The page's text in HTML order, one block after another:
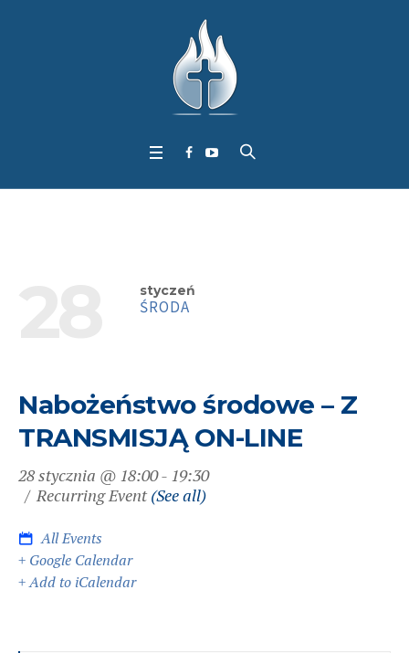
styczeń
ŚRODA
Nabożeństwo środowe – Z
TRANSMISJĄ ON-LINE
28 stycznia @ 18:00- 19:30
Recurring Event(See all)
All Events
+ Google Calendar
+ Add to iCalendar